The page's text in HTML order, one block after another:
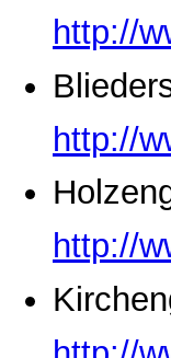
http://
http://
http://